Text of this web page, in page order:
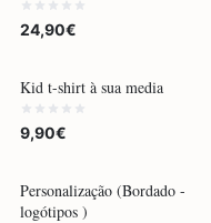
24,90€
Kid t-shirt à sua media
9,90€
Personalização (Bordado -
logótipos )